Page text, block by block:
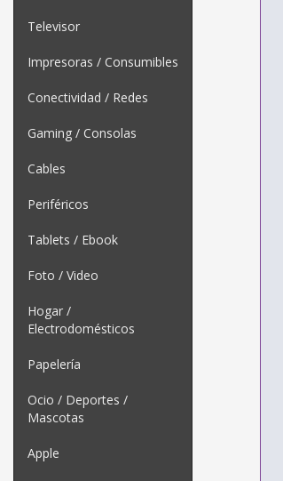
Televisor
Impresoras / Consumibles
Conectividad / Redes
Gaming / Consolas
Cables
Periféricos
Tablets / Ebook
Foto / Video
Hogar /
Electrodomésticos
Papelería
Ocio / Deportes /
Mascotas
Apple